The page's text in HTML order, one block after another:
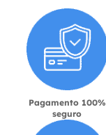
Pagamento 100%
seguro